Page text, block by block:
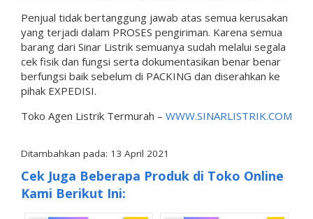
Penjual tidak bertanggung jawab atas semua kerusakan
yang terjadi dalam PROSES pengiriman. Karena semua
barang dari Sinar Listrik semuanya sudah melalui segala
cek fisik dan fungsi serta dokumentasikan benar benar
berfungsi baik sebelum di PACKING dan diserahkan ke
pihak EXPEDISI.
Toko Agen Listrik Termurah – WWW.SINARLISTRIK.COM
Ditambahkan pada: 13 April 2021
Cek Juga Beberapa Produk di Toko Online
Kami Berikut Ini: